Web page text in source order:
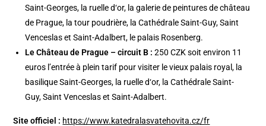
Saint-Georges, la ruelle d‘or, la galerie de peintures de château
de Prague, la tour poudrière, la Cathédrale Saint-Guy, Saint
Venceslas et Saint-Adalbert, le palais Rosenberg.
Le Château de Prague – circuit B :250 CZK soit environ 11
euros l’entrée à plein tarif pour visiter le vieux palais royal, la
basilique Saint-Georges, la ruelle d‘or, la Cathédrale Saint-
Guy, Saint Venceslas et Saint-Adalbert.
Site officiel : https://www.katedralasvatehovita.cz/fr